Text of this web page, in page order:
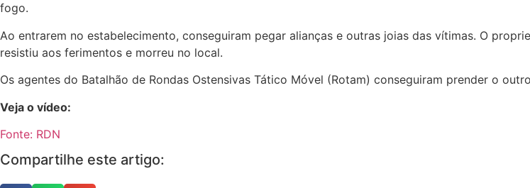
fogo.
Ao entrarem no estabelecimento, conseguiram pegar alianças e outras joias das vítimas. O
resistiu aos ferimentos e morreu no local.
Os agentes do Batalhão de Rondas Ostensivas Tático Móvel (Rotam) conseguiram prender o
Veja o vídeo:
Fonte: RDN
Compartilhe este artigo: